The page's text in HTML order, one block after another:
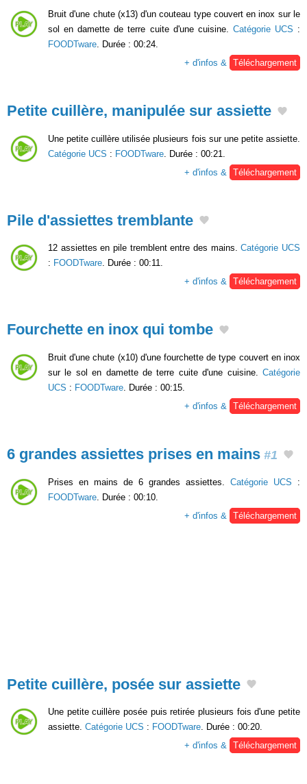
Bruit d'une chute (x13) d'un couteau type couvert en inox sur le
sol en damette de terre cuite d'une cuisine. Catégorie UCS :
FOODTware . Durée : 00:24.
+ d'infos &
Téléchargement
Petite cuillère, manipulée sur assiette
Une petite cuillère utilisée plusieurs fois sur une petite assiette.
Catégorie UCS : FOODTware . Durée : 00:21.
+ d'infos &
Téléchargement
Pile d'assiettes tremblante
12 assiettes en pile tremblent entre des mains.Catégorie UCS
: FOODTware. Durée : 00:11.
+ d'infos & Téléchargement
Fourchette en inox qui tombe
Bruit d'une chute (x10) d'une fourchette de type couvert en inox
sur le sol en damette de terre cuite d'une cuisine. Catégorie
UCS : FOODTware . Durée : 00:15.
+ d'infos &
Téléchargement
6 grandes assiettes prises en mains #1
Prises en mains de 6 grandes assiettes. Catégorie UCS :
FOODTware . Durée : 00:10.
+ d'infos &
Téléchargement
Petite cuillère, posée sur assiette
Une petite cuillère posée puis retirée plusieurs fois d'une petite
assiette. Catégorie UCS : FOODTware. Durée : 00:20.
+ d'infos & Téléchargement